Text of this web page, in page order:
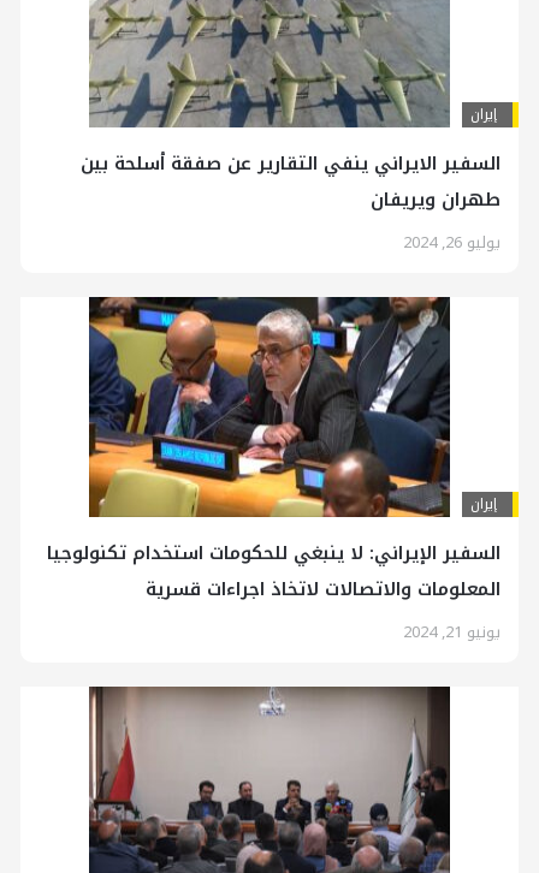
إيران
السفير الايراني ينفي التقارير عن صفقة أسلحة بين
طهران ويريفان
يوليو 26, 2024
إيران
السفير الإيراني: لا ينبغي للحكومات استخدام تكنولوجيا
المعلومات والاتصالات لاتخاذ اجراءات قسرية
يونيو 21, 2024